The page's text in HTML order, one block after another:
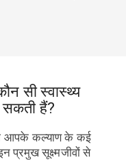
सी स्वास्थ्य
सकती हैं?
आपके कल्याण के कई
प्रमुख सूक्ष्मजीवों से